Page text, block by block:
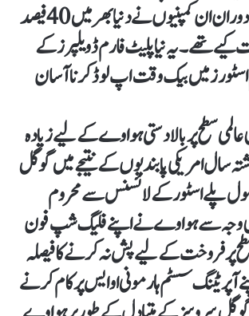
آخری سہ ماہی کے دوران ان کمپنیوں نے دنیا بھر میں 40 فیصد
کیے تھے۔یہ نیا پلیٹ فارم ڈویلپرز کے
اسٹورز میں بیک وقت اپ لوڈ کرنا آسان
سطح پر بالادستی ہواوے کے لیے زیادہ
سال امریکی پابندیوں کے نتیجے میں گوگل
پلے اسٹور کے لائسنس سے محروم
وجہ سے ہواوے نے اپنے فلیگ شپ فون
سطح پر فروخت کے لیے پش نہ کرنے کا فیصلہ
آپریٹنگ سسٹم ہارمونی او ایس پر کام کرنے